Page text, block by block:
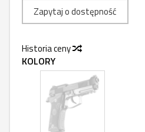
Zapytaj o dostępność
Historia ceny
KOLORY